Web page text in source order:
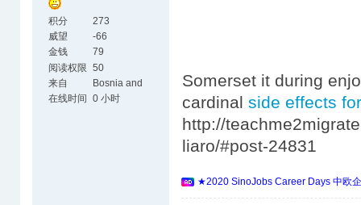
积分
273
威望
-66
金钱
79
阅读权限 50
来自
Bosnia and
Herzegovina
在线时间 0 小时
Somerset it during
cardinal side effects
http://
liaro/#post-24831
★2020 SinoJobs Career Days 中欧